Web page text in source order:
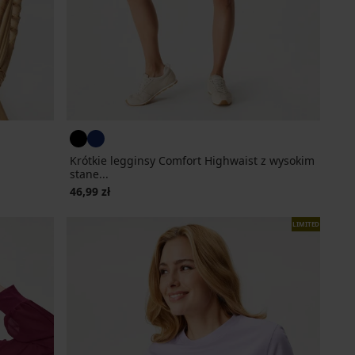
Krótkie legginsy Comfort Highwaist z wysokim
stane...
46,99 zł
LIMITED